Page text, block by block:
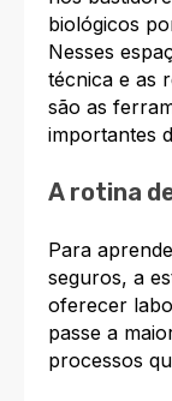
biológicos
Nesses
técnica e as
são as
importantes
A rotina
Para
seguros, a
oferecer
passe a
processos